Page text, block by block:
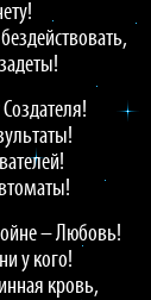
– Любовь!
у кого!
кровь,